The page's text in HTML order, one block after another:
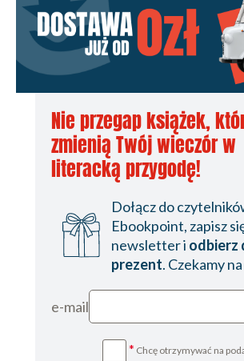
Nie przegap książek,
zmienią Twój wieczór w
literacką przygodę!
Dołącz do
Ebookpoint, zapisz
newsletter i odbierz
prezent. Czekamy
e-mail
* Chcę otrzymywać na